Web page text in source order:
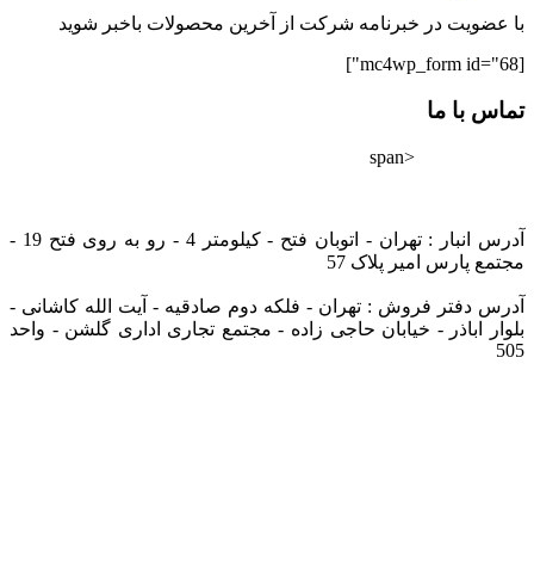
با عضویت در خبرنامه شرکت از آخرین محصولات باخبر شوید
[mc4wp_form id="68"]
تماس با ما
<span
آدرس انبار : تهران - اتوبان فتح - کیلومتر 4 - رو به روی فتح 19 -
مجتمع پارس امیر پلاک 57
آدرس دفتر فروش : تهران - فلکه دوم صادقیه - آیت الله کاشانی -
بلوار اباذر - خیابان حاجی زاده - مجتمع تجاری اداری گلشن - واحد
505